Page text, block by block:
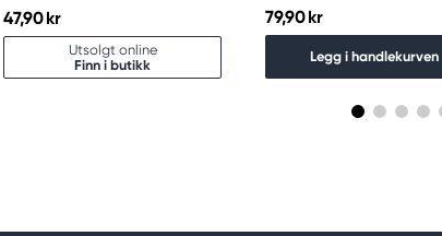
47,90 kr
Utsolgt online
Finn i butikk
79,90 kr
Legg i handlekurven